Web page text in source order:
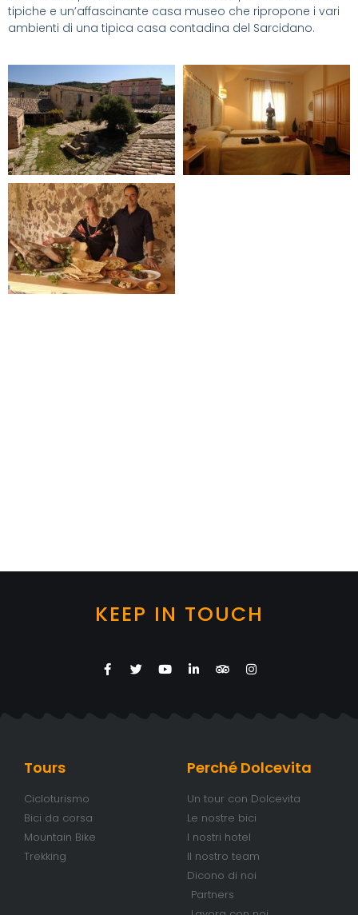
tipiche e un’affascinante casa museo che ripropone i vari
ambienti di una tipica casa contadina del Sarcidano.
KEEP IN TOUCH
Tours
Cicloturismo
Bici da corsa
Mountain Bike
Trekking
Perché Dolcevita
Un tour con Dolcevita
Le nostre bici
I nostri hotel
Il nostro team
Dicono di noi
Partners